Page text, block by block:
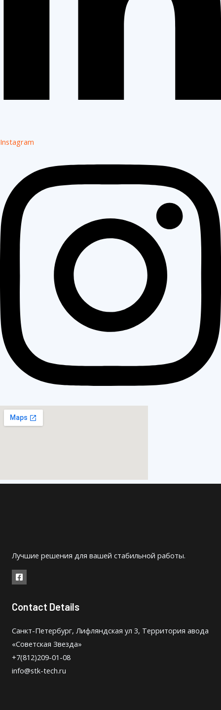
Instagram
Лучшие решения для вашей стабильной работы.
Contact Details
Санкт-Петербург, Лифляндская ул 3, Территория авода
«Советская Звезда»
+7(812)209-01-08
info@stk-tech.ru